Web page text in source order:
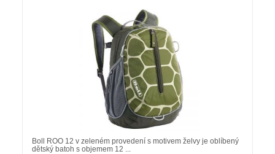
Boll ROO 12 v zeleném provedení s motivem želvy je oblíbený
dětský batoh s objemem 12 ...